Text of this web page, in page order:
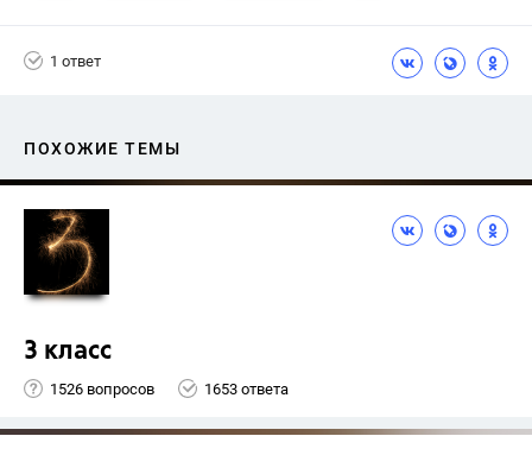
1 ответ
ПОХОЖИЕ ТЕМЫ
3 класс
1526 вопросов 1653 ответа